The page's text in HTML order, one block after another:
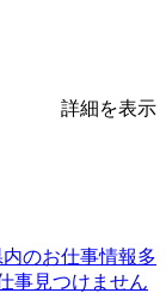
詳細を表示